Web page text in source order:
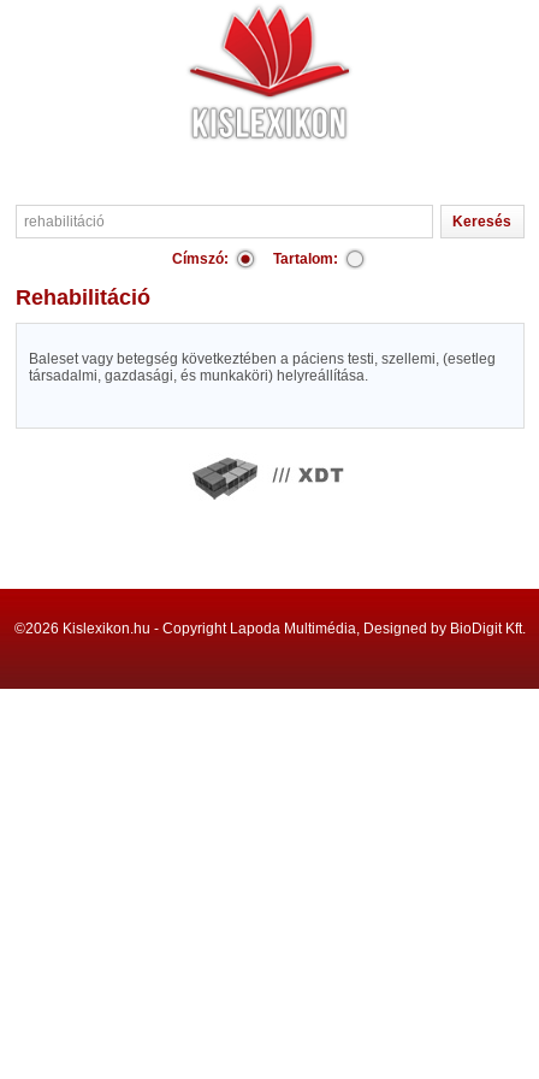
Címszó: Tartalom:
rehabilitáció
Baleset vagy betegség következtében a páciens testi, szellemi, (esetleg
társadalmi, gazdasági, és munkaköri) helyreállítása.
©2026 Kislexikon.hu - Copyright Lapoda Multimédia, Designed by BioDigit Kft.